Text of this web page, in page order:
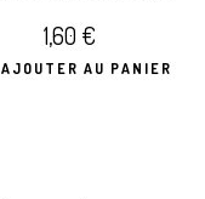
1,60 €
AJOUTER AU PANIER